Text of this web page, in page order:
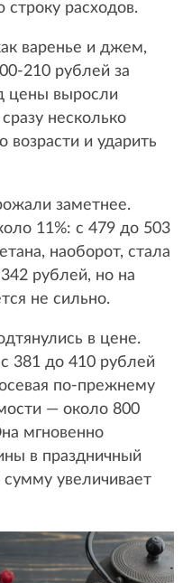
расходов.
варенье и джем,
210 рублей за
цены выросли
несколько
и ударить
заметнее.
11%: с 479 до 503
наоборот, стала
рублей, но на
не сильно.
в цене.
381 до 410 рублей
по‑прежнему
— около 800
мгновенно
в праздничный
увеличивает